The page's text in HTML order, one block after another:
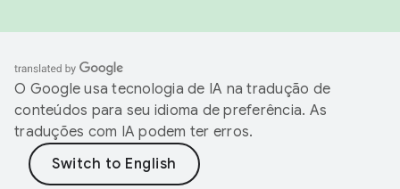
O Google usa tecnologia de IA na tradução de
conteúdos para seu idioma de preferência. As
traduções com IA podem ter erros.